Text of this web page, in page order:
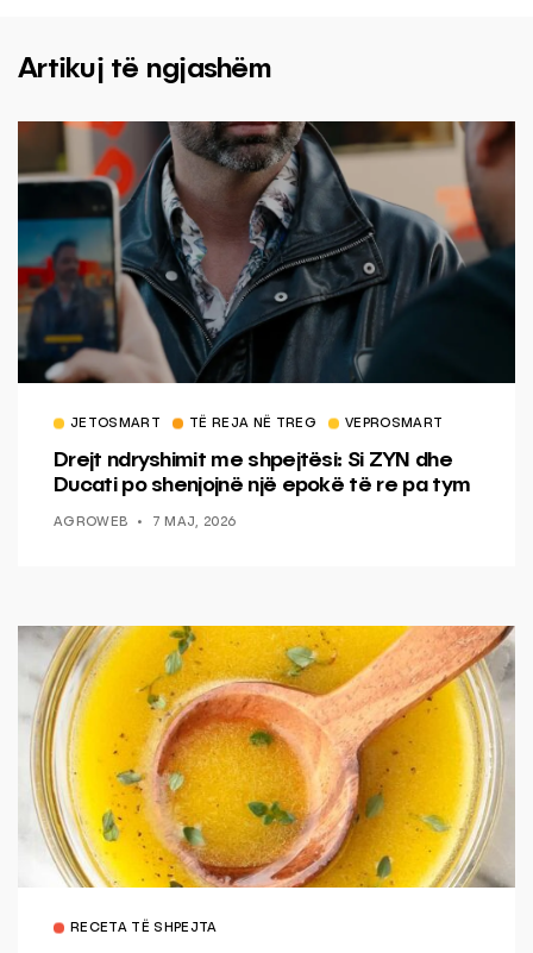
Artikuj të ngjashëm
JETOSMART TË REJA NË TREG VEPROSMART
Drejt ndryshimit me shpejtësi: Si ZYN dhe
Ducati po shenjojnë një epokë të re pa tym
AGROWEB 7 MAJ, 2026
RECETA TË SHPEJTA